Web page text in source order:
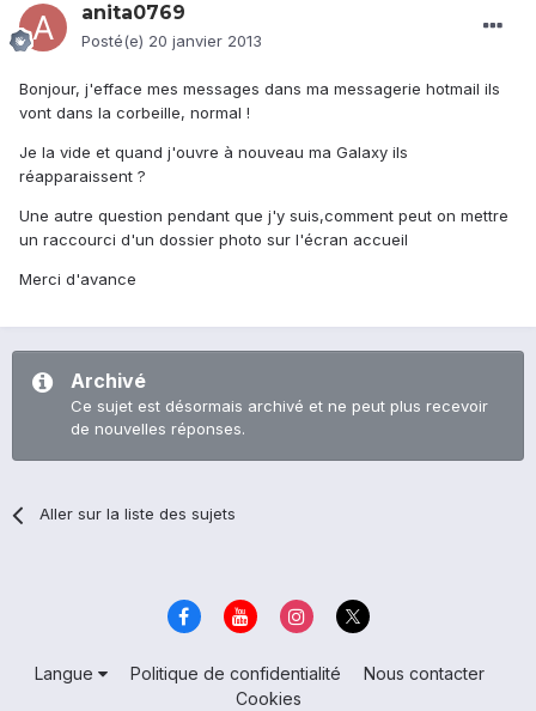
anita0769
Posté(e) 20 janvier 2013
Bonjour, j'efface mes messages dans ma messagerie hotmail ils
vont dans la corbeille, normal !
Je la vide et quand j'ouvre à nouveau ma Galaxy ils
réapparaissent ?
Une autre question pendant que j'y suis,comment peut on mettre
un raccourci d'un dossier photo sur l'écran accueil
Merci d'avance
Archivé
Ce sujet est désormais archivé et ne peut plus recevoir
de nouvelles réponses.
Aller sur la liste des sujets
Langue Politique de confidentialité
Nous contacter
Cookies